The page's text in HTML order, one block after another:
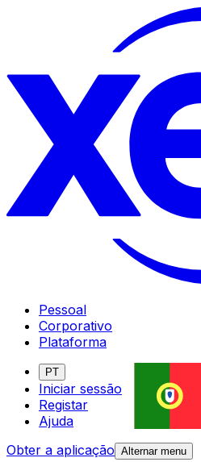
Pessoal
Corporativo
Plataforma
PT
Iniciar sessão
Registar
Ajuda
Obter a aplicação Alternar menu